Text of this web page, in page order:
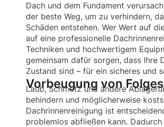
Dach und dem Fundament
der beste Weg, um zu verhindern,
Schäden entstehen. Wer Wert auf
auf eine professionelle
Techniken und hochwertigem
gemeinsam dafür sorgen, dass Ihre
Zustand sind – für ein sicheres und
Vorbeugung von
Laub, Schmutz und andere
behindern und möglicherweise
Dachrinnenreinigung ist
problemlos abfließen kann.